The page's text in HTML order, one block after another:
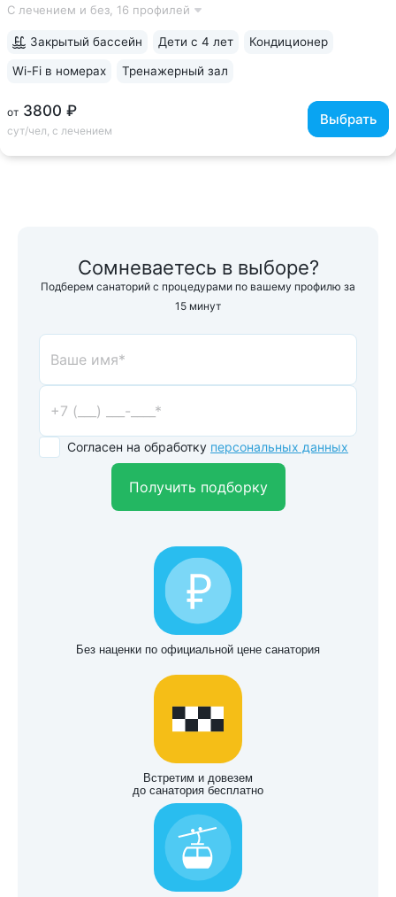
№ 24 • Высокий уровень научной и лечебной базы, является
С лечением и без, 16 профилей
от 3800 ₽
сут/чел, с лечением
Выбрать
Закрытый бассейн Дети с 4 лет Кондиционер
Wi-Fi в номерах Тренажерный зал
Сомневаетесь в выборе?
Подберем санаторий с процедурами по вашему профилю за
15 минут
Согласен на обработку персональных данных
Получить подборку
Без наценки по официальной цене санатория
Встретим и довезем
до санатория бесплатно